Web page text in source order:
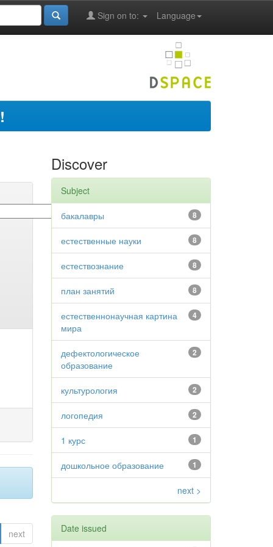
Language
Sign on to:
next
Discover
Subject
8
бакалавры
8
естественные науки
8
естествознание
8
план занятий
4
естественнонаучная картина
мира
2
дефектологическое
образование
2
культурология
2
логопедия
1
1 курс
1
дошкольное образование
next >
Date issued